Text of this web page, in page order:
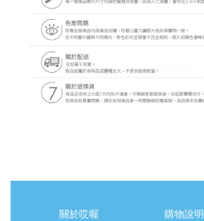
關於哎喔 購物說明